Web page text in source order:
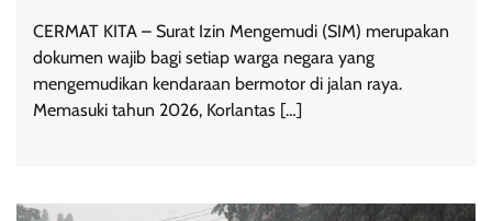
CERMAT KITA – Surat Izin Mengemudi (SIM) merupakan
dokumen wajib bagi setiap warga negara yang
mengemudikan kendaraan bermotor di jalan raya.
Memasuki tahun 2026, Korlantas […]